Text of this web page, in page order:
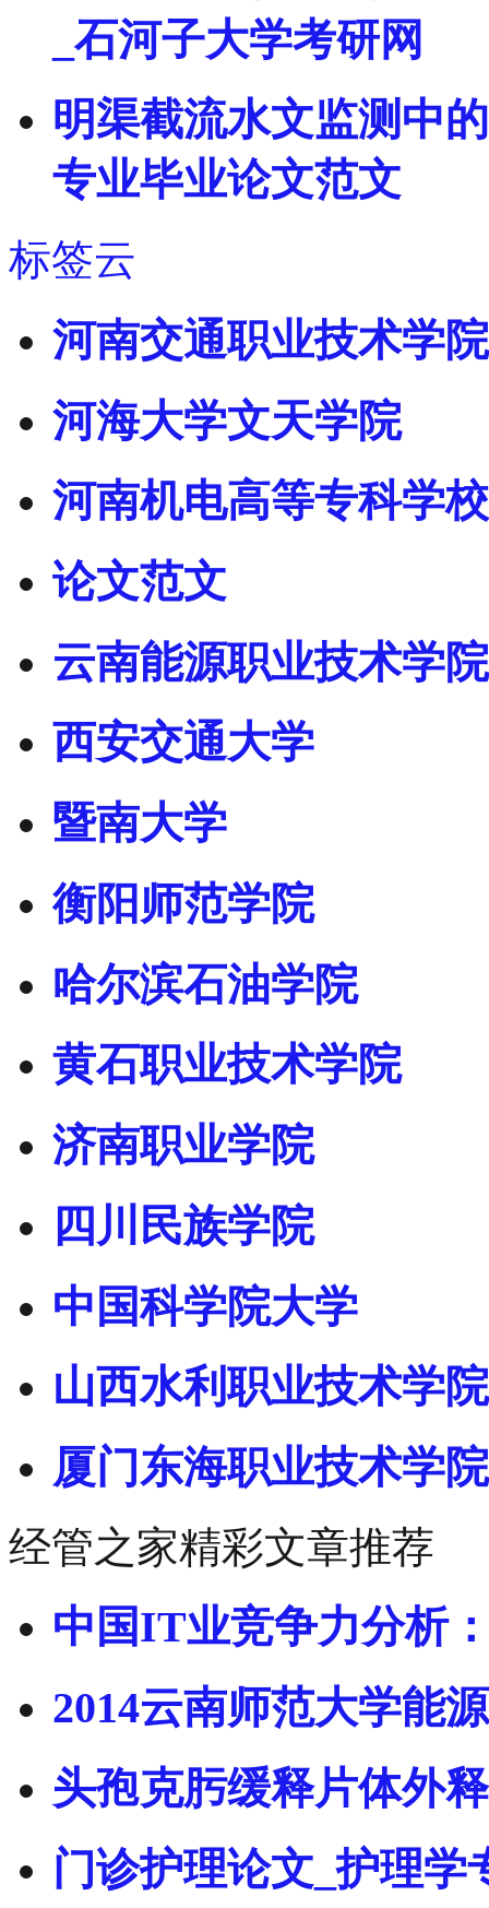
_石河子大学考研网
明渠截流水文监测中
专业毕业论文范文
标签云
河南交通职业技术学院
河海大学文天学院
河南机电高等专科学校
论文范文
云南能源职业技术学院
西安交通大学
暨南大学
衡阳师范学院
哈尔滨石油学院
黄石职业技术学院
济南职业学院
四川民族学院
中国科学院大学
山西水利职业技术学院
厦门东海职业技术学院
经管之家精彩文章推荐
中国IT业竞争力分析
2014云南师范大学能源
头孢克肟缓释片体外
门诊护理论文_护理学